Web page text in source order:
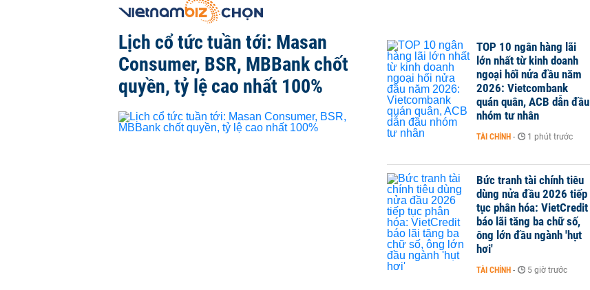
Lịch cổ tức tuần tới: Masan
Consumer, BSR, MBBank chốt
quyền, tỷ lệ cao nhất 100%
TOP 10 ngân hàng lãi
lớn nhất từ kinh doanh
ngoại hối nửa đầu năm
2026: Vietcombank
quán quân, ACB dẫn đầu
nhóm tư nhân
TÀI CHÍNH - 1 phút trước
Bức tranh tài chính tiêu
dùng nửa đầu 2026 tiếp
tục phân hóa: VietCredit
báo lãi tăng ba chữ số,
ông lớn đầu ngành 'hụt
hơi'
TÀI CHÍNH - 5 giờ trước